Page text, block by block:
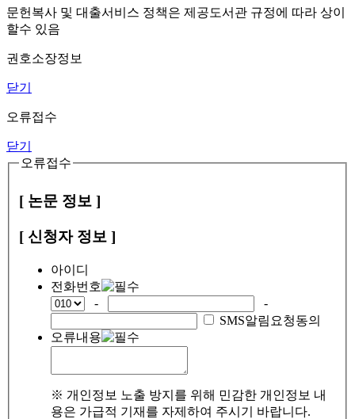
문헌복사 및 대출서비스 정책은 제공도서관 규정에 따라 상이
할수 있음
권호소장정보
닫기
오류접수
닫기
오류접수
[ 논문 정보 ]
[ 신청자 정보 ]
아이디
전화번호
-
-
SMS알림요청동의
오류내용
※ 개인정보 노출 방지를 위해 민감한 개인정보 내
용은 가급적 기재를 자제하여 주시기 바랍니다.